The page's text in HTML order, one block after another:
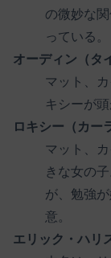
の微妙な
っている。
オーディン（タ
マット、
キシーが
ロキシー（カー
マット、
きな女の
が、勉強
意。
エリック・ハリ